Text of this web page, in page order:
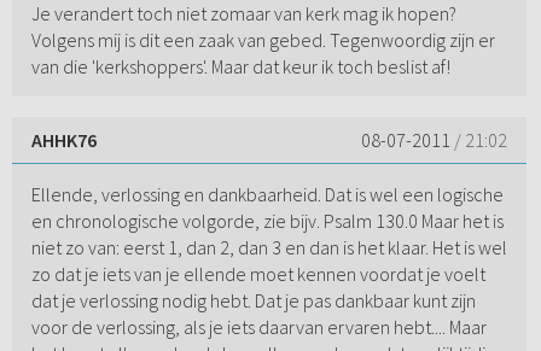
Je verandert toch niet zomaar van kerk mag ik hopen?
Volgens mij is dit een zaak van gebed. Tegenwoordig zijn er
van die 'kerkshoppers'. Maar dat keur ik toch beslist af!
AHHK76 08-07-2011 / 21:02
Ellende, verlossing en dankbaarheid. Dat is wel een logische
en chronologische volgorde, zie bijv. Psalm 130.0 Maar het is
niet zo van: eerst 1, dan 2, dan 3 en dan is het klaar. Het is wel
zo dat je iets van je ellende moet kennen voordat je voelt
dat je verlossing nodig hebt. Dat je pas dankbaar kunt zijn
voor de verlossing, als je iets daarvan ervaren hebt.... Maar